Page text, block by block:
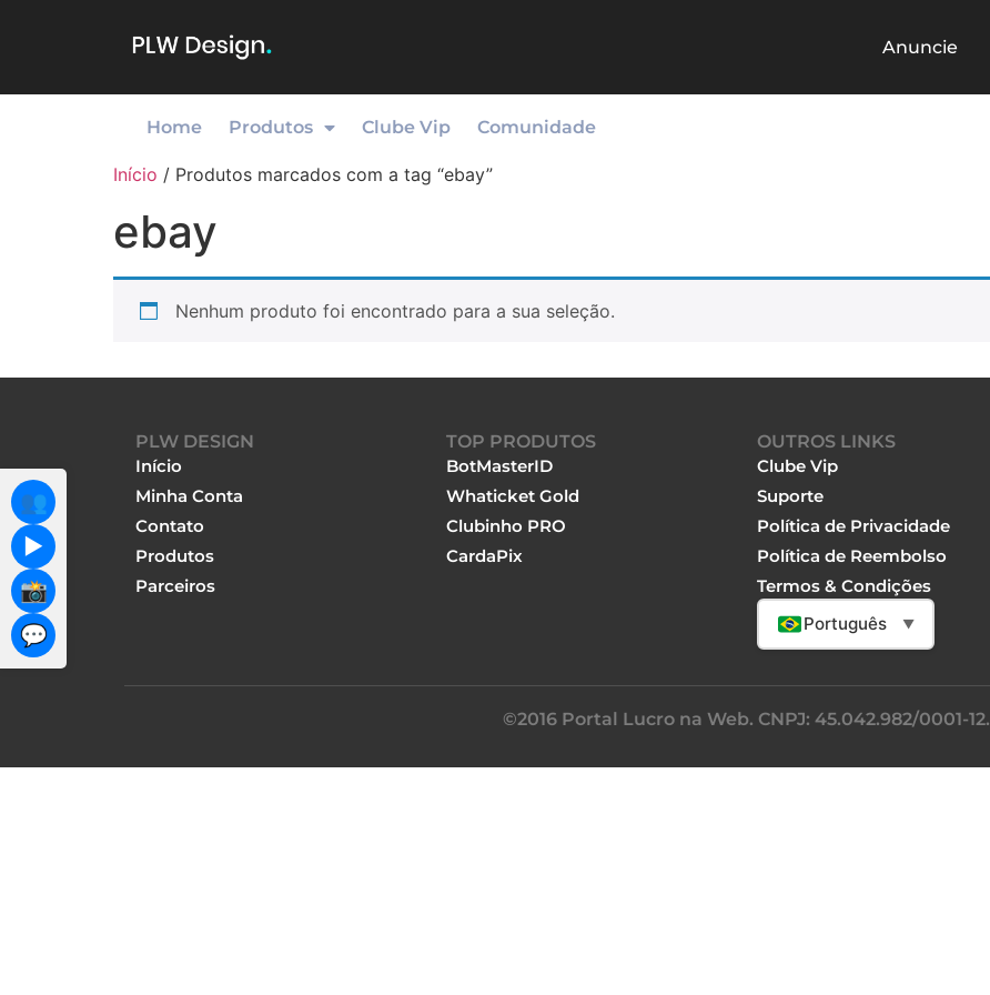
Anuncie
Home Produtos Clube Vip Comunidade
Início / Produtos marcados com a tag “ebay”
ebay
Nenhum produto foi encontrado para a sua seleção.
PLW DESIGN
Início
Minha Conta
Contato
Produtos
Parceiros
TOP PRODUTOS
BotMasterID
Whaticket Gold
Clubinho PRO
CardaPix
👥
▶️
📸
💬
OUTROS LINKS
Clube Vip
Suporte
Política de Privacidade
Política de Reembolso
Termos & Condições
Português
▼
©2016 Portal Lucro na Web. CNPJ: 45.042.982/0001-12.